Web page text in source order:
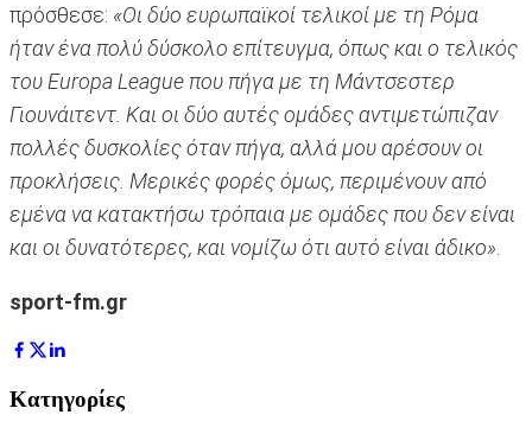
πρόσθεσε: «Οι δύο ευρωπαϊκοί τελικοί με τη Ρόμα
ήταν ένα πολύ δύσκολο επίτευγμα, όπως και ο τελικός
του Europa League που πήγα με τη Μάντσεστερ
Γιουνάιτεντ. Και οι δύο αυτές ομάδες αντιμετώπιζαν
πολλές δυσκολίες όταν πήγα, αλλά μου αρέσουν οι
προκλήσεις. Μερικές φορές όμως, περιμένουν από
εμένα να κατακτήσω τρόπαια με ομάδες που δεν είναι
και οι δυνατότερες, και νομίζω ότι αυτό είναι άδικο».
sport-fm.gr
Κατηγορίες